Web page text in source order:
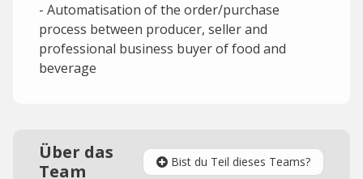
- Automatisation of the order/purchase
process between producer, seller and
professional business buyer of food and
beverage
Über das
Team
Bist du Teil dieses Teams?